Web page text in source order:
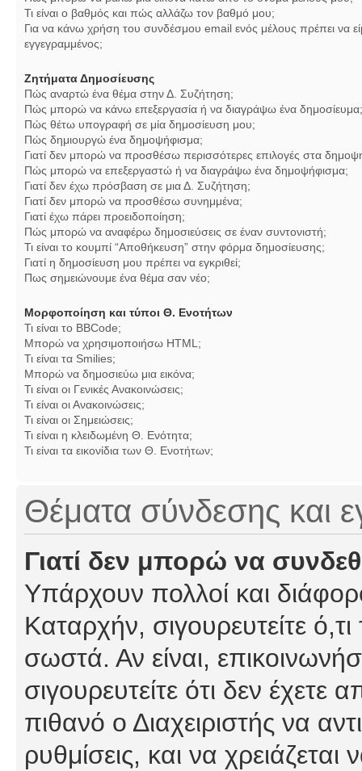
Τι είναι ο βαθμός και πώς αλλάζω τον βαθμό μου;
Για να κάνω χρήση του συνδέσμου email ενός μέλους πρέπει να
εγγεγραμμένος;
Ζητήματα Δημοσίευσης
Πώς αναρτώ ένα θέμα στην Δ. Συζήτηση;
Πώς μπορώ να κάνω επεξεργασία ή να διαγράψω ένα δημοσίευμα;
Πώς θέτω υπογραφή σε μία δημοσίευση μου;
Πώς δημιουργώ ένα δημοψήφισμα;
Γιατί δεν μπορώ να προσθέσω περισσότερες επιλογές στα
Πώς μπορώ να επεξεργαστώ ή να διαγράψω ένα δημοψήφισμα;
Γιατί δεν έχω πρόσβαση σε μια Δ. Συζήτηση;
Γιατί δεν μπορώ να προσθέσω συνημμένα;
Γιατί έχω πάρει προειδοποίηση;
Πώς μπορώ να αναφέρω δημοσιεύσεις σε έναν συντονιστή;
Τι είναι το κουμπί “Αποθήκευση” στην φόρμα δημοσίευσης;
Γιατί η δημοσίευση μου πρέπει να εγκριθεί;
Πως σημειώνουμε ένα θέμα σαν νέο;
Μορφοποίηση και τύποι Θ. Ενοτήτων
Τι είναι το BBCode;
Μπορώ να χρησιμοποιήσω HTML;
Τι είναι τα Smilies;
Μπορώ να δημοσιεύω μια εικόνα;
Τι είναι οι Γενικές Ανακοινώσεις;
Τι είναι οι Ανακοινώσεις;
Τι είναι οι Σημειώσεις;
Τι είναι η κλειδωμένη Θ. Ενότητα;
Τι είναι τα εικονίδια των Θ. Ενοτήτων;
Θέματα σύνδεσης και
Γιατί δεν μπορώ να
Υπάρχουν πολλοί και
Καταρχήν, σιγουρευτείτε
σωστά. Αν είναι,
σιγουρευτείτε ότι δεν έχετε
πιθανό ο Διαχειριστής να
ρυθμίσεις, και να χρειάζεται